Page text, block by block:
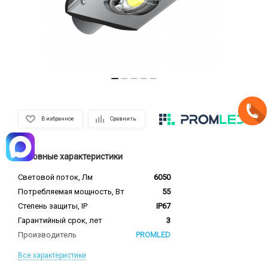
В избранное Сравнить
Основные характеристики
Световой поток, Лм
6050
Потребляемая мощность, Вт
55
Степень защиты, IP
IP67
Гарантийный срок, лет
3
Производитель
PROMLED
Все характеристики